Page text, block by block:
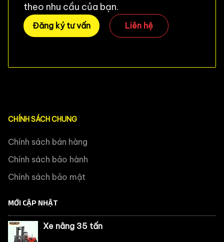
theo nhu cầu của bạn.
Đăng ký tư vấn Liên hệ
CHÍNH SÁCH CHUNG
Chính sách bán hàng
Chính sách bảo hành
Chính sách bảo mật
MỚI CẬP NHẬT
Xe nâng 35 tấn